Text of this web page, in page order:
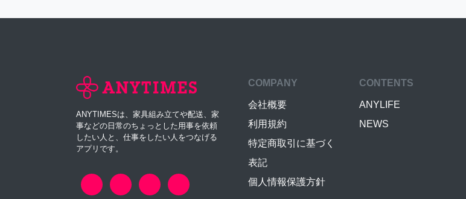
ANYTIMESは、家具組み立てや配送、家
事などの日常のちょっとした用事を依頼
したい人と、仕事をしたい人をつなげる
アプリです。
COMPANY
会社概要
利用規約
特定商取引に基づく
表記
個人情報保護方針
CONTENTS
ANYLIFE
NEWS